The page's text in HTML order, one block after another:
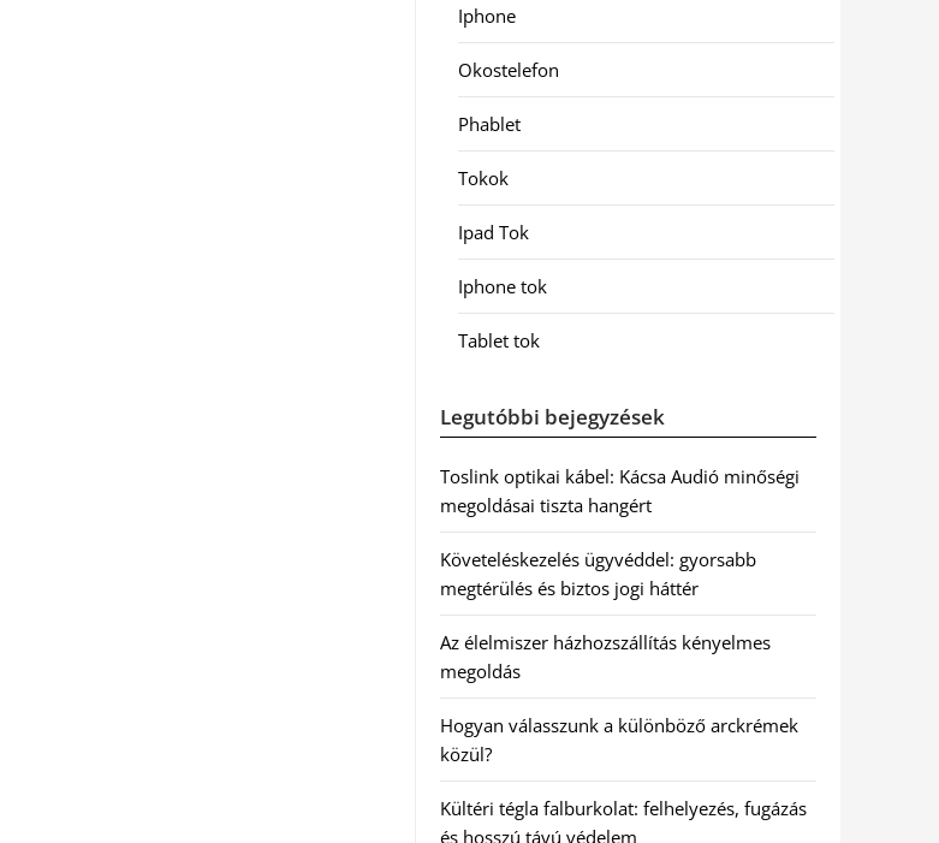
Iphone
Okostelefon
Phablet
Tokok
Ipad Tok
Iphone tok
Tablet tok
Legutóbbi bejegyzések
Toslink optikai kábel: Kácsa Audió minőségi
megoldásai tiszta hangért
Követeléskezelés ügyvéddel: gyorsabb
megtérülés és biztos jogi háttér
Az élelmiszer házhozszállítás kényelmes
megoldás
Hogyan válasszunk a különböző arckrémek
közül?
Kültéri tégla falburkolat: felhelyezés, fugázás
és hosszú távú védelem